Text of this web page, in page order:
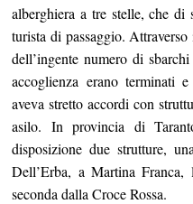
alberghiera a tre stelle, che di
turista di passaggio.
dell’ingente numero di
accoglienza erano terminati
aveva stretto accordi con
asilo. In provincia di
disposizione due strutture,
Dell’Erba, a Martina
seconda dalla Croce Rossa.